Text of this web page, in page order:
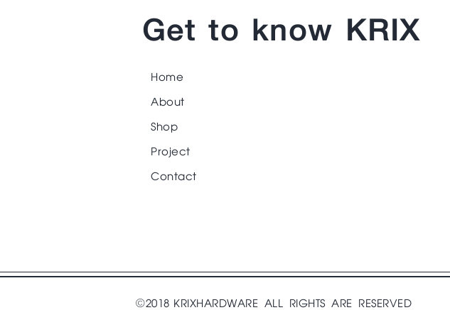
Get to know KRIX
Home
About
Shop
Project
Contact
©2018 KRIXHARDWARE ALL RIGHTS ARE RESERVED